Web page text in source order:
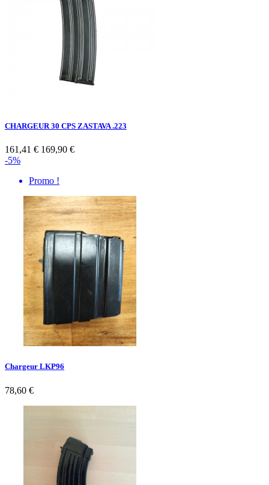
CHARGEUR 30 CPS ZASTAVA .223
161,41 € 169,90 €
-5%
Promo !
Chargeur LKP96
78,60 €